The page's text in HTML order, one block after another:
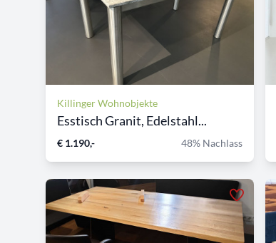
Killinger Wohnobjekte
Esstisch Granit, Edelstahl...
€ 1.190,- 48% Nachlass